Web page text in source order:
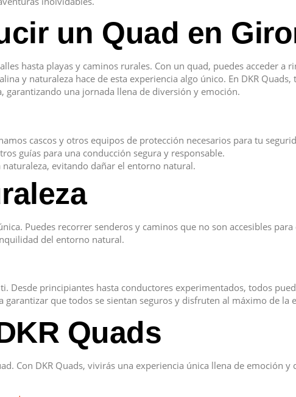
un Quad en
hasta playas y caminos rurales. Con un quad, puedes acceder a
y naturaleza hace de esta experiencia algo único. En DKR
garantizando una jornada llena de diversión y emoción.
cascos y otros equipos de protección necesarios para tu
guías para una conducción segura y responsable.
evitando dañar el entorno natural.
Puedes recorrer senderos y caminos que no son accesibles
del entorno natural.
Desde principiantes hasta conductores experimentados, todos
que todos se sientan seguros y disfruten al máximo de la
Quads
Con DKR Quads, vivirás una experiencia única llena de emoción y